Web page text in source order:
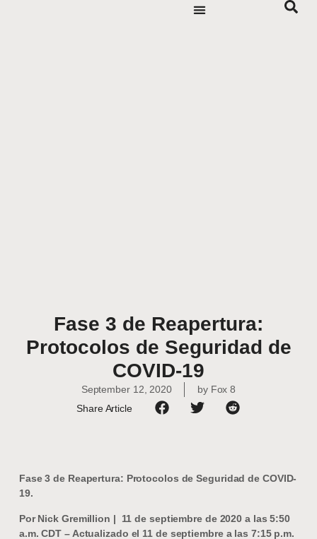
Fase 3 de Reapertura:
Protocolos de Seguridad de
COVID-19
September 12, 2020 byFox 8
Share Article
Fase 3 de Reapertura: Protocolos de Seguridad de COVID-
19.
Por Nick Gremillion | 11 de septiembre de 2020 a las 5:50
a.m. CDT – Actualizado el 11 de septiembre a las 7:15 p.m.